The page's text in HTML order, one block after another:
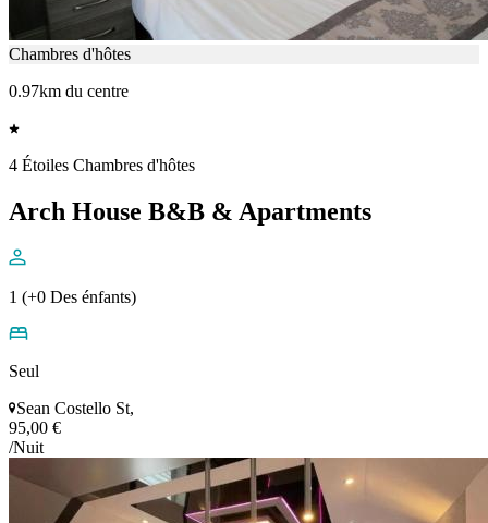
Chambres d'hôtes
0.97km du centre
4 Étoiles Chambres d'hôtes
Arch House B&B & Apartments
1 (+0 Des énfants)
Seul
Sean Costello St,
95,00 €
/Nuit